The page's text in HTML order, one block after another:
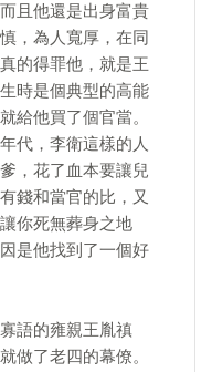
且他還是出身富貴
，為人寬厚，在同
的得罪他，就是王
時是個典型的高能
給他買了個官當。
代，李衛這樣的人
，花了血本要讓兒
錢和當官的比，又
你死無葬身之地
是他找到了一個好
語的雍親王胤禛
做了老四的幕僚。